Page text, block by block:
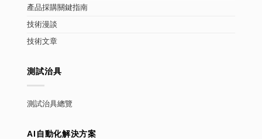
產品採購關鍵指南
技術漫談
技術文章
測試治具
測試治具總覽
AI自動化解決方案